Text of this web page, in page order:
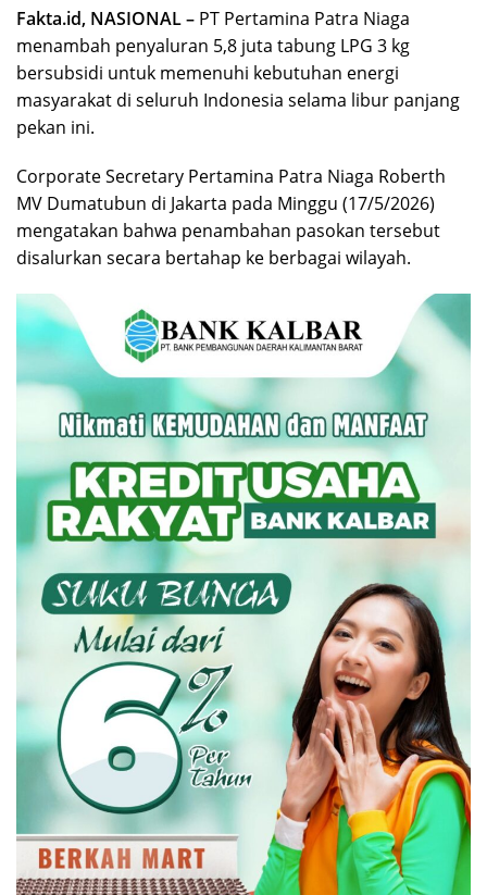
Fakta.id, NASIONAL – PT Pertamina Patra Niaga
menambah penyaluran 5,8 juta tabung LPG 3 kg
bersubsidi untuk memenuhi kebutuhan energi
masyarakat di seluruh Indonesia selama libur panjang
pekan ini.
Corporate Secretary Pertamina Patra Niaga Roberth
MV Dumatubun di Jakarta pada Minggu (17/5/2026)
mengatakan bahwa penambahan pasokan tersebut
disalurkan secara bertahap ke berbagai wilayah.